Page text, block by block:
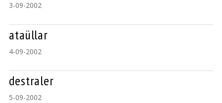
3-09-2002
ataüllar
4-09-2002
destraler
5-09-2002